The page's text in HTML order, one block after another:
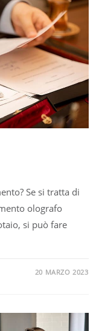
Se si tratta di
olografo
si può fare
20 MARZO 2023